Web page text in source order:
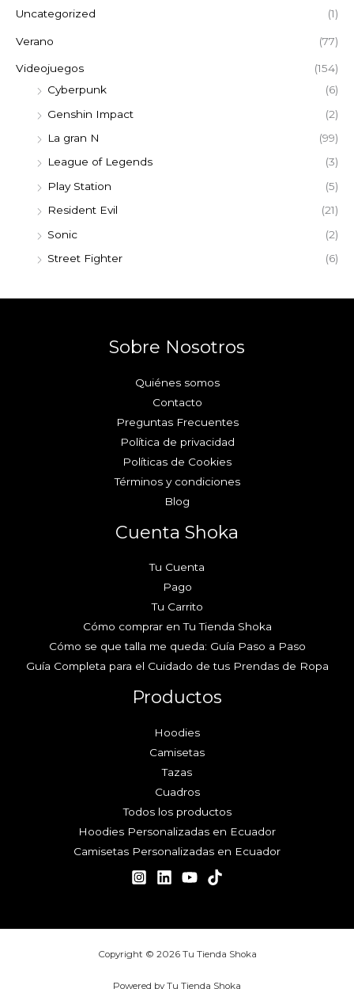
Uncategorized (1)
Verano (77)
Videojuegos
(154)
Cyberpunk
(6)
Genshin Impact
(2)
La gran N
(99)
League of Legends
(3)
Play Station
(5)
Resident Evil
(21)
Sonic
(2)
Street Fighter
(6)
Sobre Nosotros
Quiénes somos
Contacto
Preguntas Frecuentes
Política de privacidad
Políticas de Cookies
Términos y condiciones
Blog
Cuenta Shoka
Tu Cuenta
Pago
Tu Carrito
Cómo comprar en Tu Tienda Shoka
Cómo se que talla me queda: Guía Paso a Paso
Guía Completa para el Cuidado de tus Prendas de Ropa
Productos
Hoodies
Camisetas
Tazas
Cuadros
Todos los productos
Hoodies Personalizadas en Ecuador
Camisetas Personalizadas en Ecuador
Copyright © 2026 Tu Tienda Shoka
Powered by Tu Tienda Shoka